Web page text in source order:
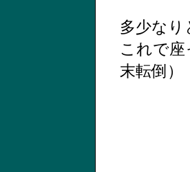
多少な
これで
末転倒）